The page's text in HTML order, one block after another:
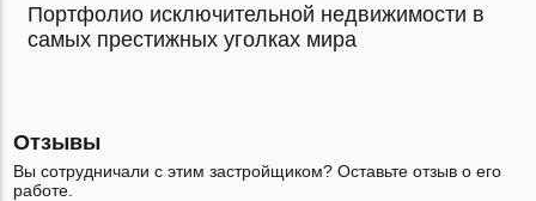
Портфолио исключительной недвижимости в
самых престижных уголках мира
Отзывы
Вы сотрудничали с этим застройщиком? Оставьте отзыв о его
работе.